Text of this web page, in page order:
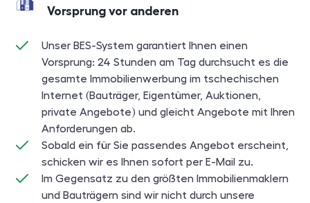
Vorsprung vor anderen
Unser BES-System garantiert Ihnen einen
Vorsprung: 24 Stunden am Tag durchsucht es die
gesamte Immobilienwerbung im tschechischen
Internet (Bauträger, Eigentümer, Auktionen,
private Angebote) und gleicht Angebote mit Ihren
Anforderungen ab.
Sobald ein für Sie passendes Angebot erscheint,
schicken wir es Ihnen sofort per E-Mail zu.
Im Gegensatz zu den größten Immobilienmaklern
und Bauträgern sind wir nicht durch unsere